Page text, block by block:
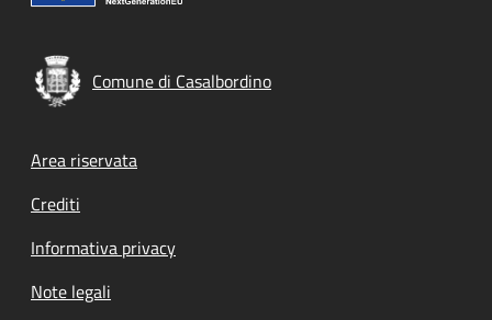
Comune di Casalbordino
Footer menu
Area riservata
Crediti
Informativa privacy
Note legali